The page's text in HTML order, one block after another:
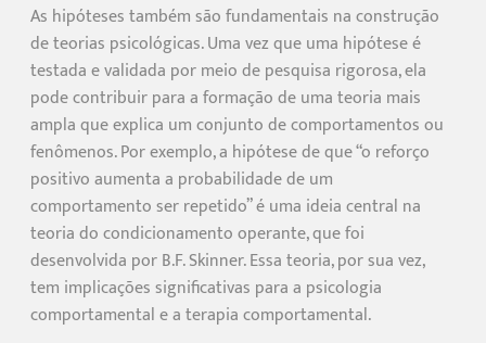
As hipóteses também são fundamentais na construção
de teorias psicológicas. Uma vez que uma hipótese é
testada e validada por meio de pesquisa rigorosa, ela
pode contribuir para a formação de uma teoria mais
ampla que explica um conjunto de comportamentos ou
fenômenos. Por exemplo, a hipótese de que “o reforço
positivo aumenta a probabilidade de um
comportamento ser repetido” é uma ideia central na
teoria do condicionamento operante, que foi
desenvolvida por B.F. Skinner. Essa teoria, por sua vez,
tem implicações significativas para a psicologia
comportamental e a terapia comportamental.